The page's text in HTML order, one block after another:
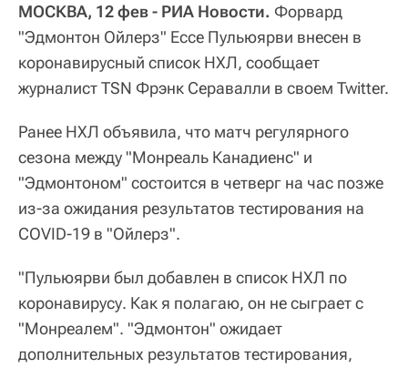
МОСКВА, 12 фев - РИА Новости. Форвард
"Эдмонтон Ойлерз" Ессе Пульюярви внесен в
коронавирусный список НХЛ, сообщает
журналист TSN Фрэнк Серавалли в своем Twitter.
Ранее НХЛ объявила, что матч регулярного
сезона между "Монреаль Канадиенс" и
"Эдмонтоном" состоится в четверг на час позже
из-за ожидания результатов тестирования на
COVID-19 в "Ойлерз".
"Пульюярви был добавлен в список НХЛ по
коронавирусу. Как я полагаю, он не сыграет с
"Монреалем". "Эдмонтон" ожидает
дополнительных результатов тестирования,